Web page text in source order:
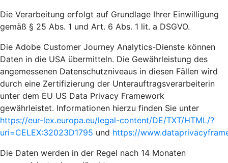
Die Verarbeitung erfolgt auf Grundlage Ihrer Einwilligung
gemäß § 25 Abs. 1 und Art. 6 Abs. 1 lit. a DSGVO.
Die Adobe Customer Journey Analytics-Dienste können
Daten in die USA übermitteln. Die Gewährleistung des
angemessenen Datenschutzniveaus in diesen Fällen wird
durch eine Zertifizierung der Unterauftragsverarbeiterin
unter dem EU US Data Privacy Framework
gewährleistet. Informationen hierzu finden Sie unter
https://eur-lex.europa.eu/legal-content/DE/TXT/HTML/?
uri=CELEX:32023D1795 und https://
Die Daten werden in der Regel nach 14 Monaten